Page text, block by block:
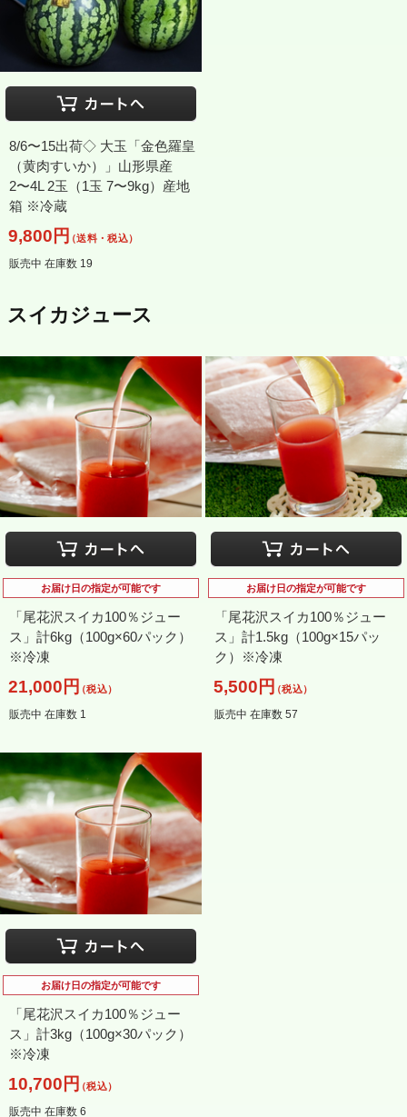
8/6〜15出荷◇ 大玉「金色羅皇
（黄肉すいか）」山形県産
2〜4L 2玉（1玉 7〜9kg）産地
箱 ※冷蔵
9,800円（送料・税込）
販売中 在庫数 19
スイカジュース
お届け日の指定が可能です
「尾花沢スイカ100％ジュー
ス」計6kg（100g×60パック）
※冷凍
21,000円（税込）
販売中 在庫数 1
お届け日の指定が可能です
「尾花沢スイカ100％ジュー
ス」計1.5kg（100g×15パッ
ク）※冷凍
5,500円（税込）
販売中 在庫数 57
お届け日の指定が可能です
「尾花沢スイカ100％ジュー
ス」計3kg（100g×30パック）
※冷凍
10,700円（税込）
販売中 在庫数 6